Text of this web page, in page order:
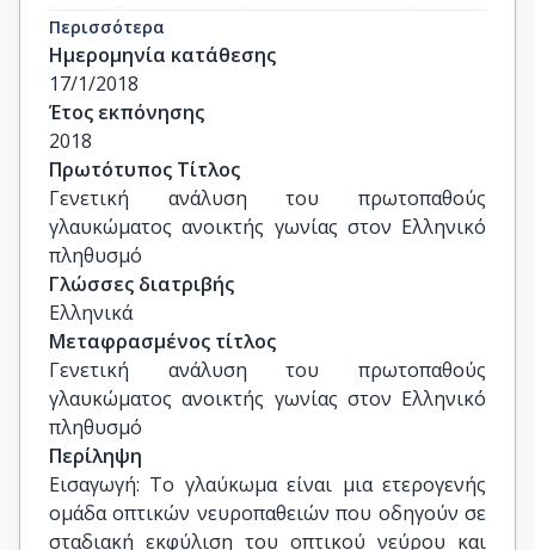
Μπρούζας Δημήτριος, Αναπληρωτής
Καθηγητής, Ιατρική Σχολή, ΕΚΠΑ
Μαρίνος Ευάγγελος, Καθηγητής, Ιατρική Σχολή,
ΕΚΠΑ
Χατζηστεφάνου Κλειώ, Αναπληρώτρια
Καθηγήτρια, Ιατρική Σχολή, ΕΚΠΑ
Περισσότερα
Ημερομηνία κατάθεσης
17/1/2018
Έτος εκπόνησης
2018
Πρωτότυπος Τίτλος
Γενετική ανάλυση του πρωτοπαθούς
γλαυκώματος ανοικτής γωνίας στον Ελληνικό
πληθυσμό
Γλώσσες διατριβής
Ελληνικά
Μεταφρασμένος τίτλος
Γενετική ανάλυση του πρωτοπαθούς
γλαυκώματος ανοικτής γωνίας στον Ελληνικό
πληθυσμό
Περίληψη
Εισαγωγή: Το γλαύκωμα είναι μια ετερογενής
ομάδα οπτικών νευροπαθειών που οδηγούν σε
σταδιακή εκφύλιση του οπτικού νεύρου και